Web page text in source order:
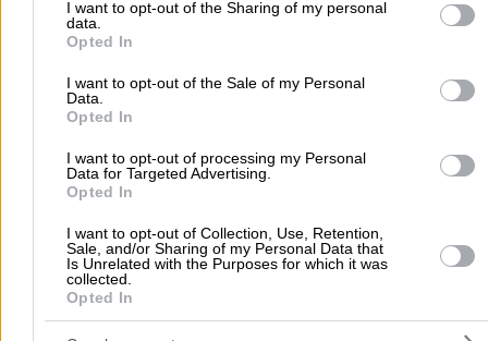
to Google and its third-party tags to use your data for below
purposes in below Google consent section.
I want to opt-out of the Sharing of my personal
data.
Opted In
I want to opt-out of the Sale of my Personal
Data.
Opted In
I want to opt-out of processing my Personal
Data for Targeted Advertising.
Opted In
I want to opt-out of Collection, Use, Retention,
Sale, and/or Sharing of my Personal Data that
Is Unrelated with the Purposes for which it was
collected.
Opted In
Ρήγα Βασιλεία Λ.
Πρακτορείο ΕΛΤΑ
Ταχυδρομικές Υπηρεσίες & Courier
Πλάτανος, Καρλόβασι
Τηλέφωνο: 2273039215
Στοιχεία αναζήτησης:
Κούβαρης Κωνσταντίνος Ι.
Πρακτορείο ΕΛΤΑ
Ταχυδρομικές Υπηρεσίες & Courier